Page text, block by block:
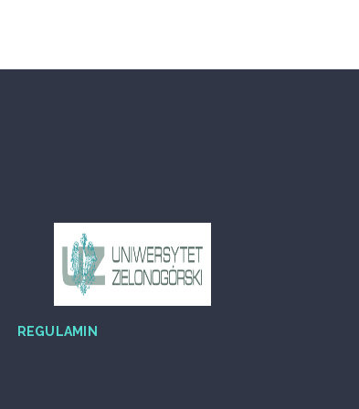
REGULAMIN